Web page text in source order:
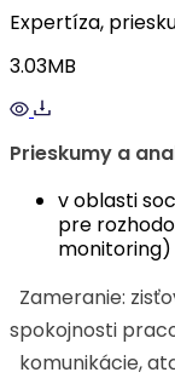
Expertíza,
3.03MB
Prieskumy a
v oblasti
pre
monitoring)
Zameranie:
spokojnosti
komunikácie,